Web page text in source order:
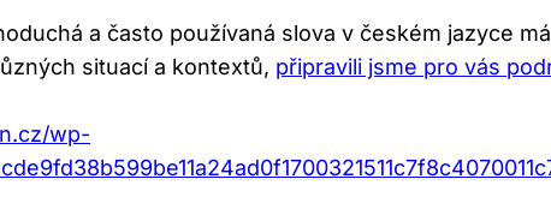
a často používaná slova v českém jazyce
situací a kontextů, připravili jsme pro vás
wp-